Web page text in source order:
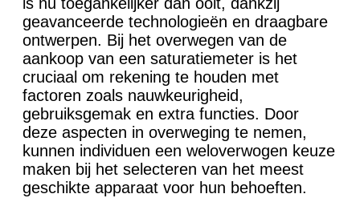
is nu toegankelijker dan ooit, dankzij
geavanceerde technologieën en draagbare
ontwerpen. Bij het overwegen van de
aankoop van een saturatiemeter is het
cruciaal om rekening te houden met
factoren zoals nauwkeurigheid,
gebruiksgemak en extra functies. Door
deze aspecten in overweging te nemen,
kunnen individuen een weloverwogen keuze
maken bij het selecteren van het meest
geschikte apparaat voor hun behoeften.